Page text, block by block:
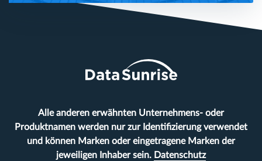
Alle anderen erwähnten Unternehmens- oder
Produktnamen werden nur zur Identifizierung verwendet
und können Marken oder eingetragene Marken der
jeweiligen Inhaber sein. Datenschutz